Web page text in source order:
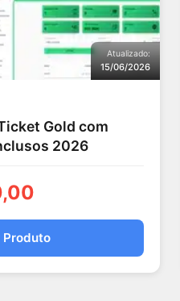
Atualizado:
15/06/2026
Gold com
2026
Produto